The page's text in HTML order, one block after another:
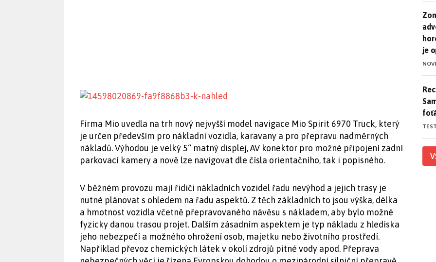
Firma Mio uvedla na trh nový nejvyšší model navigace Mio Spirit 6970 Truck, který
je určen především pro nákladní vozidla, karavany a pro přepravu nadměrných
nákladů. Výhodou je velký 5“ matný displej, AV konektor pro možné připojení zadní
parkovací kamery a nově lze navigovat dle čísla orientačního, tak i popisného.
V běžném provozu mají řidiči nákladních vozidel řadu nevýhod a jejich trasy je
nutné plánovat s ohledem na řadu aspektů. Z těch základních to jsou výška, délka
a hmotnost vozidla včetně přepravovaného návěsu s nákladem, aby bylo možné
fyzicky danou trasou projet. Dalším zásadním aspektem je typ nákladu z hlediska
jeho nebezpečí a možného ohrožení osob, majetku nebo životního prostředí.
Například převoz chemických látek v okolí zdrojů pitné vody apod. Přeprava
je